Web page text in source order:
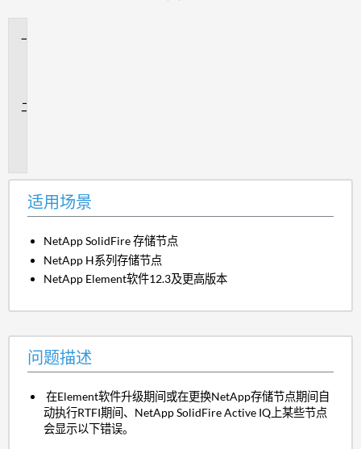
适用场景
NetApp SolidFire 存储节点
NetApp H系列存储节点
NetApp Element软件12.3及更高版本
问题描述
在Element软件升级期间或在更换NetApp存储节点期间自
动执行RTFI期间、NetApp SolidFire Active IQ上某些节点
会显示以下错误。